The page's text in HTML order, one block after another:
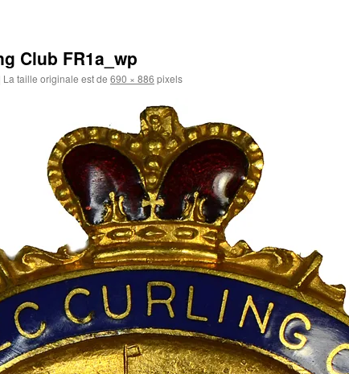
Club FR1a_wp
La taille originale est de 690 × 886 pixels